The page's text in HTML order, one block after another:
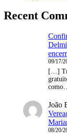
Recent
09/17/
[…]
João
08/20/